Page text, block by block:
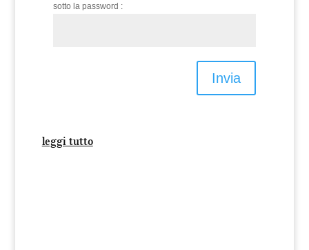
sotto la password :
Invia
leggi tutto